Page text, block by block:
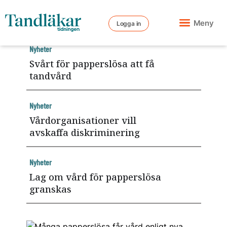
Logga in Meny
Svårt för papperslösa att få
tandvård
Nyheter
Vårdorganisationer vill
avskaffa diskriminering
Nyheter
Lag om vård för papperslösa
granskas
Nyheter